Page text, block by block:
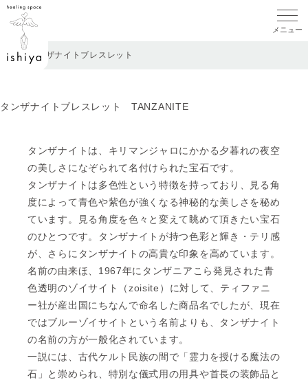
メニ
TOP> タンザナイトブレスレット
タンザナイトブレスレット TANZANITE
タンザナイトは、キリマンジャロにかかる夕暮れの夜空
の美しさになぞられて名付けられた宝石です。
タンザナイトは多色性という特徴を持っており、見る角
度によって青色や紫色が強くなる神秘的な美しさを秘め
ています。見る角度を色々と変えて眺めて頂きたい宝石
のひとつです。タンザナイトが持つ色彩と輝き・テリ感
が、さらにタンザナイトの高貴な印象を高めています。
名前の由来ほ、1967年にタンザニアこら発見された青
色透明のゾイサイト（zoisite）に対して、ティファニ
ー社が産出国にちなんで命名した商品名でしたが、現在
ではブルーゾイサイトという名前よりも、タンザナイト
の名前の方が一般化されています。
一説には、古代ケルト民族の間で「霊力を授ける魔法の
石」と崇められ、特別な儀式用の用具や首長の装飾品と